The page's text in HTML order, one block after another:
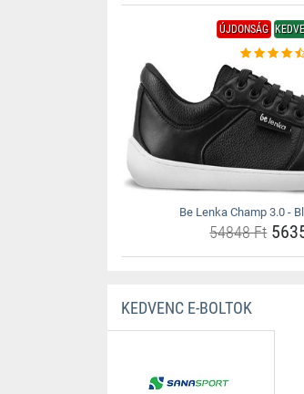
ÚJDONSÁG
Be Lenka Champ 3.0 -
54848 Ft
KEDVENC E-BOLTOK